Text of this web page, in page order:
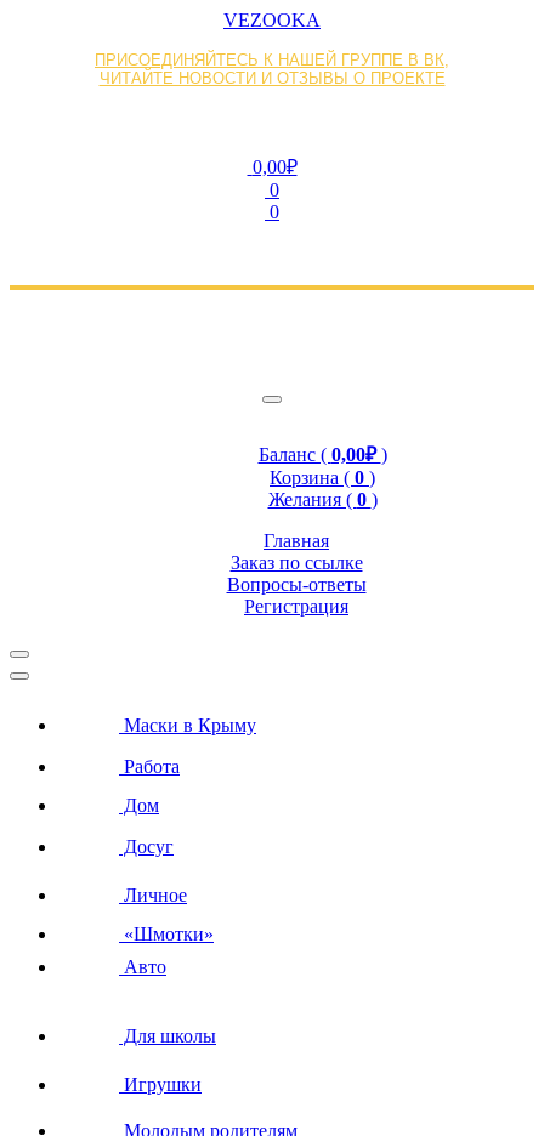
VEZOOKA
ПРИСОЕДИНЯЙТЕСЬ К НАШЕЙ ГРУППЕ В ВК,
ЧИТАЙТЕ НОВОСТИ И ОТЗЫВЫ О ПРОЕКТЕ
0,00₽
0
0
Баланс ( 0,00₽)
Корзина ( 0 )
Желания ( 0 )
Главная
Заказ по ссылке
Вопросы-ответы
Регистрация
Маски в Крыму
Работа
Дом
Досуг
Личное
«Шмотки»
Авто
Для школы
Игрушки
Молодым родителям